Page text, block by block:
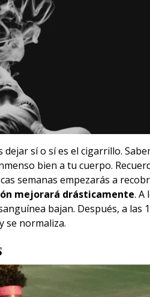
sí o sí es el cigarrillo.
bien a tu cuerpo.
semanas empezarás a
mejorará drásticamente. A
bajan. Después, a las
se normaliza.